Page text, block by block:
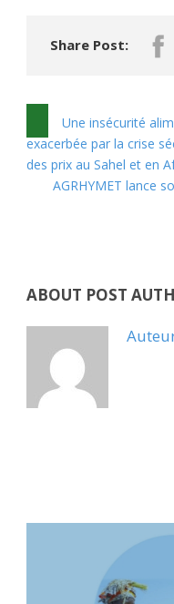
Share Post:
Une insécurité
exacerbée par la crise
des prix au Sahel et en
AGRHYMET lance
ABOUT POST